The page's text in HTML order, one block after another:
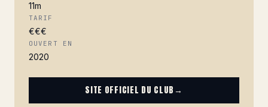
11m
TARIF
€€€
OUVERT EN
2020
SITE OFFICIEL DU CLUB→